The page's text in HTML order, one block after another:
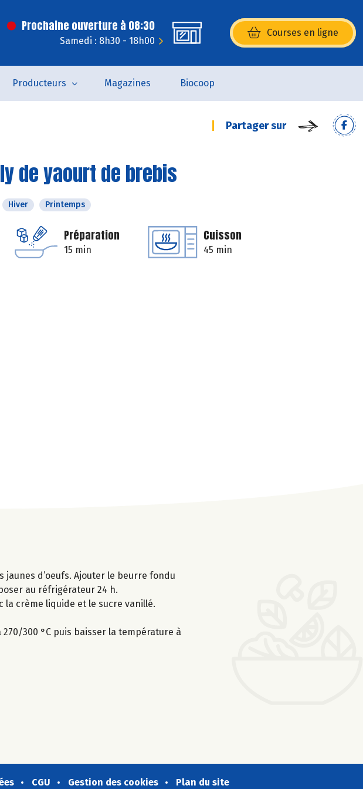
Prochaine ouverture à 08:30
Samedi : 8h30 - 18h00
Courses en ligne
(s’ouvre dans une nouvelle
Producteurs Magazines Biocoop
Partager sur
de yaourt de brebis
Hiver Printemps
Préparation
15 min
Cuisson
45 min
d’oeufs. Ajouter le beurre fondu
au réfrigérateur 24 h.
la crème liquide et le sucre vanillé.
300 °C puis baisser la température à
CGU Gestion des cookies Plan du site